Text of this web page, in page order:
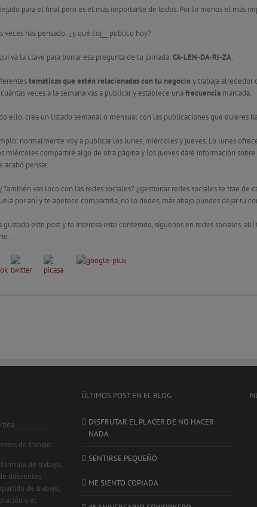
para el final pero es el más importante de todos. Por lo menos el más
veces has pensado: ¿y qué coj__ publico hoy?
va la clave para borrar esa pregunta de tu jornada:CA-LEN-DA-RI-ZA.
temáticas que estén relacionadas con tu negocioy trabaja alrededor
veces a la semana vas a publicar y establece unafrecuencia marcada.
ello, crea un listado semanal o mensual con las publicaciones que quieres
normalmente voy a publicar los lunes, miércoles y jueves. Lo lunes
miércoles compartiré algo de otra página y los jueves daré información
acabó pensar.
vas loco con las redes sociales? ¿gestionar redes sociales te trae de
por ahí y te apetece compartirla, no lo dudes, más abajo puedes dejar tu
gustado este post y te interesa este contenido, síguenos en redes sociales,
de trabajo.
de trabajo,
diferentes
de trabajo,
y el
ÚLTIMOS POST EN EL BLOG
DISFRUTAR EL PLACER DE NO HACER
NADA
SENTIRSE PEQUEÑO
ME SIENTO COPIADA